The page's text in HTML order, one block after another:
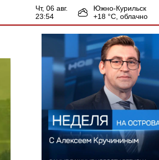
чт, 06 авг.
23:54
Южно-Курильск
+18 °С, облачно